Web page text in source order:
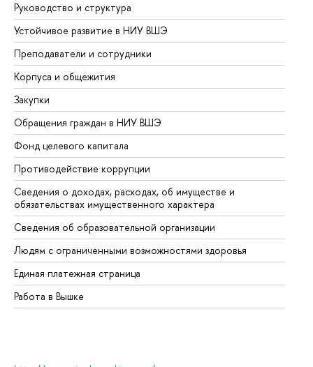
Руководство и структура
Устойчивое развитие в НИУ ВШЭ
Преподаватели и сотрудники
Корпуса и общежития
Закупки
Обращения граждан в НИУ ВШЭ
Фонд целевого капитала
Противодействие коррупции
Сведения о доходах, расходах, об имуществе и
обязательствах имущественного характера
Сведения об образовательной организации
Людям с ограниченными возможностями здоровья
Единая платежная страница
Работа в Вышке